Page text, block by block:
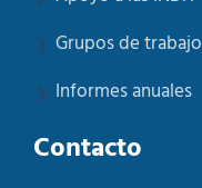
Grupos de trabajo
Informes anuales
Contacto